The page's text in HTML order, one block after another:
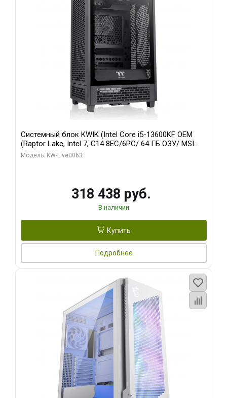
Системный блок KWIK (Intel Core i5-13600KF OEM
(Raptor Lake, Intel 7, C14 8EC/6PC/ 64 ГБ ОЗУ/ MSI
RTX5080 VENTUS 3X OC 16GB GDDR7 256bit 3xDP
Модель: KW-Live0063
318 438 руб.
В наличии
Купить
Подробнее